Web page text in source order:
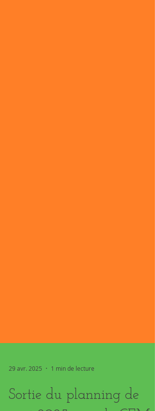
29 avr. 2025 1 min de lecture